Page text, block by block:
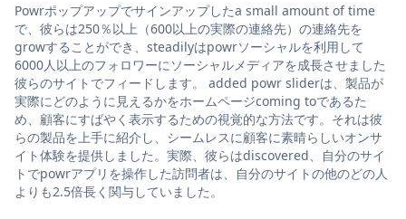
Powrポップアップでサインアップしたa small amount of time
で、彼らは250％以上（600以上の実際の連絡先）の連絡先を
growすることができ、steadilyはpowrソーシャルを利用して
6000人以上のフォロワーにソーシャルメディアを成長させました
彼らのサイトでフィードします。 added powr sliderは、製品が
実際にどのように見えるかをホームページcoming toであるた
め、顧客にすばやく表示するための視覚的な方法です。それは彼
らの製品を上手に紹介し、シームレスに顧客に素晴らしいオンサ
イト体験を提供しました。実際、彼らはdiscovered、自分のサイ
トでpowrアプリを操作した訪問者は、自分のサイトの他のどの人
よりも2.5倍長く関与していました。